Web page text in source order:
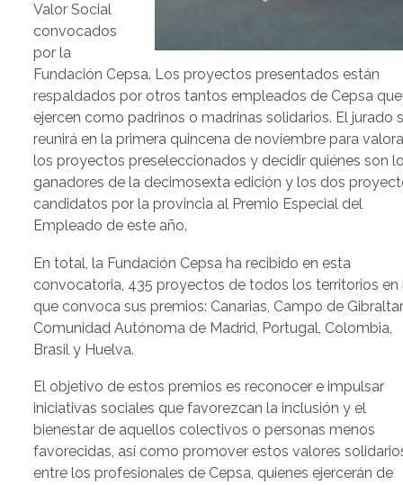
Valor Social
convocados
por la
Fundación Cepsa. Los proyectos presentados están
respaldados por otros tantos empleados de Cepsa que
ejercen como padrinos o madrinas solidarios. El jurado
reunirá en la primera quincena de noviembre para
los proyectos preseleccionados y decidir quiénes son
ganadores de la decimosexta edición y los dos
candidatos por la provincia al Premio Especial del
Empleado de este año.
En total, la Fundación Cepsa ha recibido en esta
convocatoria, 435 proyectos de todos los territorios en
que convoca sus premios: Canarias, Campo de
Comunidad Autónoma de Madrid, Portugal, Colombia,
Brasil y Huelva.
El objetivo de estos premios es reconocer e impulsar
iniciativas sociales que favorezcan la inclusión y el
bienestar de aquellos colectivos o personas menos
favorecidas, así como promover estos valores
entre los profesionales de Cepsa, quienes ejercerán de